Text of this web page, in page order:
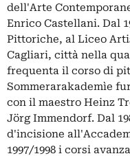
dell'Arte
Enrico Castellani. Dal
Pittoriche, al Liceo
Cagliari, città nella
frequenta il corso di
Sommerarakademìe
con il maestro Heinz
Jörg Immendorf. Dal
d'incisione
1997/1998 i corsi